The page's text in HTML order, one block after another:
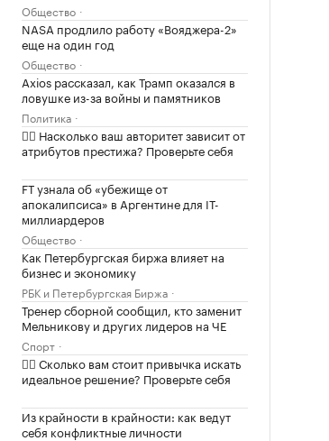
Общество
NASA продлило работу «Вояджера-2»
еще на один год
Общество
Axios рассказал, как Трамп оказался в
ловушке из-за войны и памятников
Политика
✍🏻 Насколько ваш авторитет зависит от
атрибутов престижа? Проверьте себя
FT узнала об «убежище от
апокалипсиса» в Аргентине для IT-
миллиардеров
Общество
Как Петербургская биржа влияет на
бизнес и экономику
РБК и Петербургская Биржа
Тренер сборной сообщил, кто заменит
Мельникову и других лидеров на ЧЕ
Спорт
✍🏻 Сколько вам стоит привычка искать
идеальное решение? Проверьте себя
Из крайности в крайности: как ведут
себя конфликтные личности